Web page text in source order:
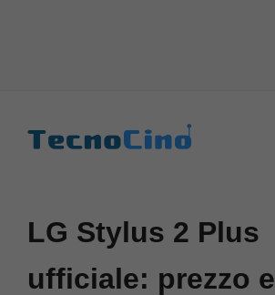
LG Stylus 2 Plus
ufficiale: prezzo e